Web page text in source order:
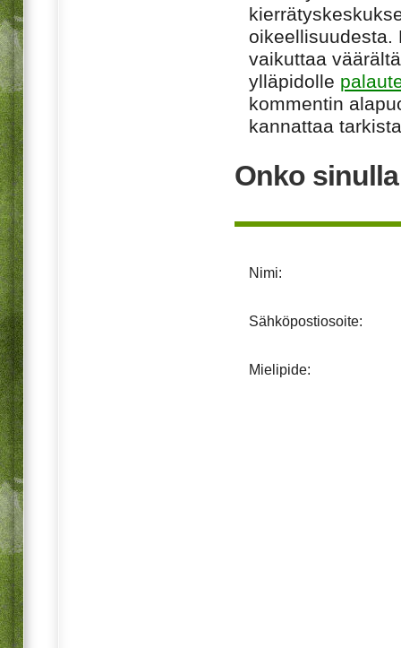
oikeellisuudesta.
vaikuttaa
ylläpidolle
kommentin
kannattaa
Onko
Nimi:
Sähköpostiosoite:
Mielipide: